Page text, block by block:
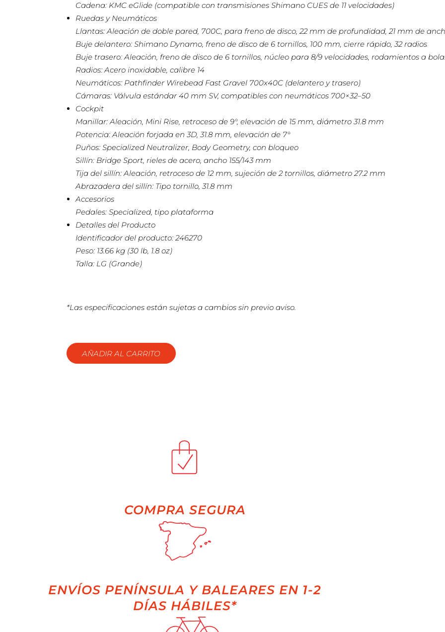
Cadena: KMC eGlide (compatible con transmisiones Shimano CUES de 11 velocidades)
Ruedas y Neumáticos
Llantas: Aleación de doble pared, 700C, para freno de disco, 22 mm de profundidad, 21 mm de
Buje delantero: Shimano Dynamo, freno de disco de 6 tornillos, 100 mm, cierre rápido, 32 radios
Buje trasero: Aleación, freno de disco de 6 tornillos, núcleo para 8/9 velocidades, rodamientos a
Radios: Acero inoxidable, calibre 14
Neumáticos: Pathfinder Wirebead Fast Gravel 700x40C (delantero y trasero)
Cámaras: Válvula estándar 40 mm SV, compatibles con neumáticos 700×32–50
Cockpit
Manillar: Aleación, Mini Rise, retroceso de 9°, elevación de 15 mm, diámetro 31.8 mm
Potencia: Aleación forjada en 3D, 31.8 mm, elevación de 7°
Puños: Specialized Neutralizer, Body Geometry, con bloqueo
Sillín: Bridge Sport, rieles de acero, ancho 155/143 mm
Tija del sillín: Aleación, retroceso de 12 mm, sujeción de 2 tornillos, diámetro 27.2 mm
Abrazadera del sillín: Tipo tornillo, 31.8 mm
Accesorios
Pedales: Specialized, tipo plataforma
Detalles del Producto
Identificador del producto: 246270
Peso: 13.66 kg (30 lb, 1.8 oz)
Talla: LG (Grande)
*Las especificaciones están sujetas a cambios sin previo aviso.
AÑADIR AL CARRITO
COMPRA SEGURA
ENVÍOS PENÍNSULA Y BALEARES EN 1-2
DÍAS HÁBILES*